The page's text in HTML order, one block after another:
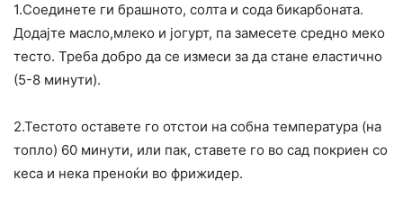
1.Соединете ги брашното, солта и сода бикарбоната.
Додајте масло,млеко и јогурт, па замесете средно меко
тесто. Треба добро да се измеси за да стане еластично
(5-8 минути).
2.Тестото оставете го отстои на собна температура (на
топло) 60 минути, или пак, ставете го во сад покриен со
кеса и нека преноќи во фрижидер.